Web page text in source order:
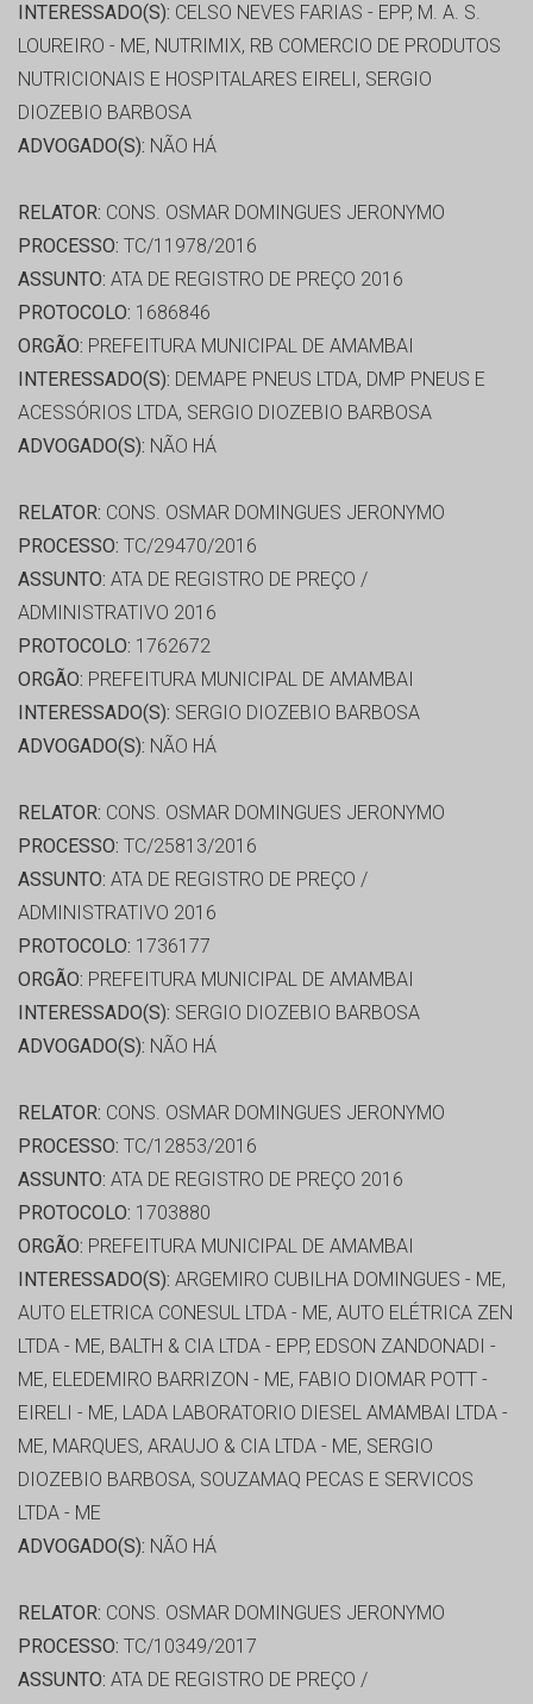
INTERESSADO(S): CELSO NEVES FARIAS - EPP, M. A. S.
LOUREIRO - ME, NUTRIMIX, RB COMERCIO DE PRODUTOS
NUTRICIONAIS E HOSPITALARES EIRELI, SERGIO
DIOZEBIO BARBOSA
ADVOGADO(S): NÃO HÁ
RELATOR: CONS. OSMAR DOMINGUES JERONYMO
PROCESSO: TC/11978/2016
ASSUNTO: ATA DE REGISTRO DE PREÇO 2016
PROTOCOLO: 1686846
ORGÃO: PREFEITURA MUNICIPAL DE AMAMBAI
INTERESSADO(S): DEMAPE PNEUS LTDA, DMP PNEUS E
ACESSÓRIOS LTDA, SERGIO DIOZEBIO BARBOSA
ADVOGADO(S): NÃO HÁ
RELATOR: CONS. OSMAR DOMINGUES JERONYMO
PROCESSO: TC/29470/2016
ASSUNTO: ATA DE REGISTRO DE PREÇO /
ADMINISTRATIVO 2016
PROTOCOLO: 1762672
ORGÃO: PREFEITURA MUNICIPAL DE AMAMBAI
INTERESSADO(S): SERGIO DIOZEBIO BARBOSA
ADVOGADO(S): NÃO HÁ
RELATOR: CONS. OSMAR DOMINGUES JERONYMO
PROCESSO: TC/25813/2016
ASSUNTO: ATA DE REGISTRO DE PREÇO /
ADMINISTRATIVO 2016
PROTOCOLO: 1736177
ORGÃO: PREFEITURA MUNICIPAL DE AMAMBAI
INTERESSADO(S): SERGIO DIOZEBIO BARBOSA
ADVOGADO(S): NÃO HÁ
RELATOR: CONS. OSMAR DOMINGUES JERONYMO
PROCESSO: TC/12853/2016
ASSUNTO: ATA DE REGISTRO DE PREÇO 2016
PROTOCOLO: 1703880
ORGÃO: PREFEITURA MUNICIPAL DE AMAMBAI
INTERESSADO(S): ARGEMIRO CUBILHA DOMINGUES - ME,
AUTO ELETRICA CONESUL LTDA - ME, AUTO ELÉTRICA ZEN
LTDA - ME, BALTH & CIA LTDA - EPP, EDSON ZANDONADI -
ME, ELEDEMIRO BARRIZON - ME, FABIO DIOMAR POTT -
EIRELI - ME, LADA LABORATORIO DIESEL AMAMBAI LTDA -
ME, MARQUES, ARAUJO & CIA LTDA - ME, SERGIO
DIOZEBIO BARBOSA, SOUZAMAQ PECAS E SERVICOS
LTDA - ME
ADVOGADO(S): NÃO HÁ
RELATOR: CONS. OSMAR DOMINGUES JERONYMO
PROCESSO: TC/10349/2017
ASSUNTO: ATA DE REGISTRO DE PREÇO /